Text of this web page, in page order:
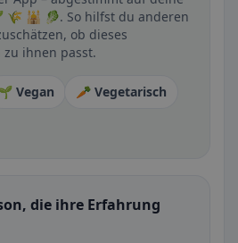
🌾 🕌 🥬. So hilfst du anderen
ob dieses
ihnen passt.
Vegan
🥕 Vegetarisch
die ihre Erfahrung